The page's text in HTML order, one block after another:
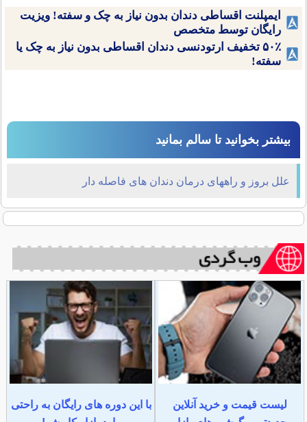
ایمپلنت اقساطی دندان بدون نیاز به چک و سفته! ویزیت
رایگان توسط متخصص
۵۰٪ تخفیف ارتودنسی دندان اقساطی بدون نیاز به چک یا
سفته!
بیشتر بخوانید تا سالم بمانید
علل بروز و راههای درمان دندان های فاصله دار
لیست قیمت و خرید آنلاین
با این دوره های رایگان به راحتی